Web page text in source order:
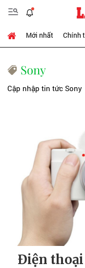
Mới nhất Chính
Sony
Cập nhập tin tức Sony
Điện